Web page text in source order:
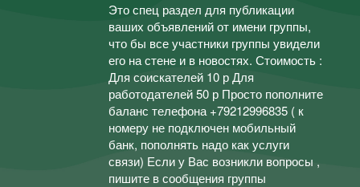
Это спец раздел для публикации
ваших объявлений от имени группы,
что бы все участники группы увидели
его на стене и в новостях. Стоимость :
Для соискателей 10 р Для
работодателей 50 р Просто пополните
баланс телефона +79212996835 ( к
номеру не подключен мобильный
банк, пополнять надо как услуги
связи) Если у Вас возникли вопросы ,
пишите в сообщения группы